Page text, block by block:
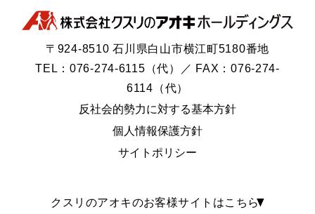
〒924-8510 石川県白山市横江町5180番地
TEL：076-274-6115（代）／ FAX：076-274-
6114（代）
反社会的勢力に対する基本方針
個人情報保護方針
サイトポリシー
クスリのアオキのお客様サイトはこちら